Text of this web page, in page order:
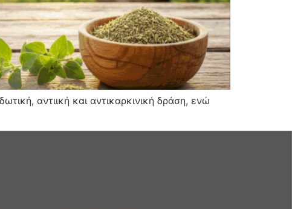
αντιική και αντικαρκινική δράση, ενώ